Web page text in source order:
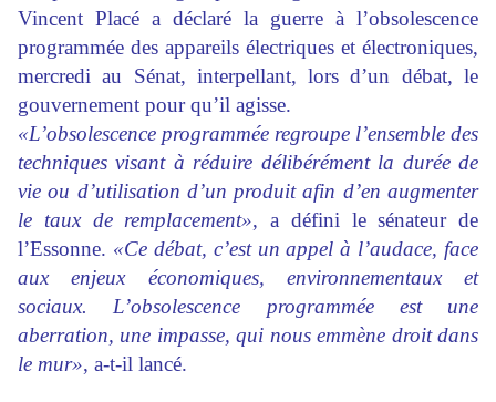
Vincent Placé a déclaré la guerre à l’obsolescence
programmée des appareils électriques et électroniques,
mercredi au Sénat, interpellant, lors d’un débat, le
gouvernement pour qu’il agisse.
«L’obsolescence programmée regroupe l’ensemble des
techniques visant à réduire délibérément la durée de
vie ou d’utilisation d’un produit afin d’en augmenter
le taux de remplacement», a défini le sénateur de
l’Essonne. «Ce débat, c’est un appel à l’audace, face
aux enjeux économiques, environnementaux et
sociaux. L’obsolescence programmée est une
aberration, une impasse, qui nous emmène droit dans
le mur», a-t-il lancé.